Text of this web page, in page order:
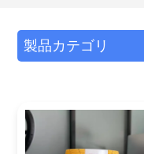
製品カテゴリ